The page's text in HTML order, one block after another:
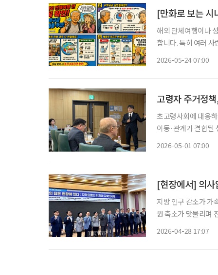
해외 단체여행이나
합니다. 특히 여러
2026-05-24 07:00
고령자 주거정
초고령사회에 대응
이동·관계가 결합된
2026-05-01 07:00
[현장에서] 의사
지방 인구 감소가 가
원 축소가 맞물리며
2026-04-28 17:07